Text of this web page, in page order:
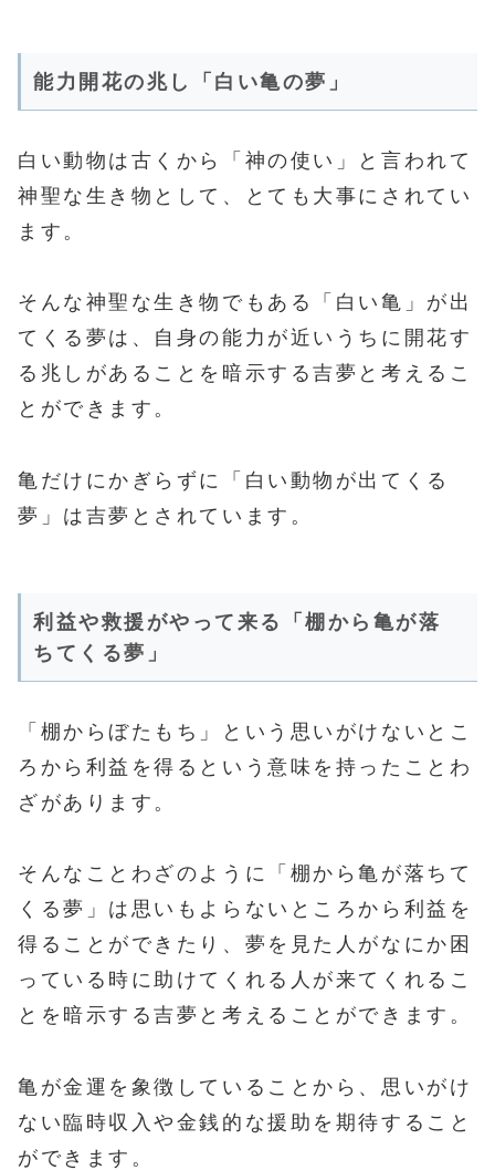
能力開花の兆し「白い亀の夢」
白い動物は古くから「神の使い」と言われて
神聖な生き物として、とても大事にされてい
ます。
そんな神聖な生き物でもある「白い亀」が出
てくる夢は、自身の能力が近いうちに開花す
る兆しがあることを暗示する吉夢と考えるこ
とができます。
亀だけにかぎらずに「白い動物が出てくる
夢」は吉夢とされています。
利益や救援がやって来る「棚から亀が落
ちてくる夢」
「棚からぼたもち」という思いがけないとこ
ろから利益を得るという意味を持ったことわ
ざがあります。
そんなことわざのように「棚から亀が落ちて
くる夢」は思いもよらないところから利益を
得ることができたり、夢を見た人がなにか困
っている時に助けてくれる人が来てくれるこ
とを暗示する吉夢と考えることができます。
亀が金運を象徴していることから、思いがけ
ない臨時収入や金銭的な援助を期待すること
ができます。